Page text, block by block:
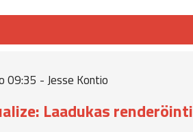
09:35 - Jesse Kontio
Laadukas renderöinti